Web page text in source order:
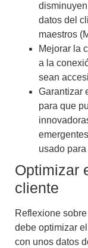
datos del
maestros
Mejorar la
a la
sean
Garantizar
para que
usado
Optimizar
cliente
Reflexione
debe optimizar
con unos datos